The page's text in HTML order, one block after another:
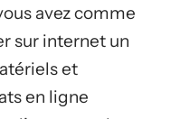
avez comme
sur internet un
et
en ligne